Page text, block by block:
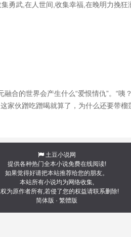
勇武,在人世间,收集幸福,在晚明力挽狂
合的世界会产生什么“爱恨情仇”。“咦
家伙蹭吃蹭喝就算了，为什么还要带
土豆小说网
提供各种热门全本小说免费在线阅读!
如果觉得好请把本站推荐给您的朋友。
本站所有小说均为网络收集,
为原作者所有,若侵了您的权益请联系删除!
简体版 · 繁體版